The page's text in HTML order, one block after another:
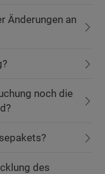
Änderungen an
noch die
des